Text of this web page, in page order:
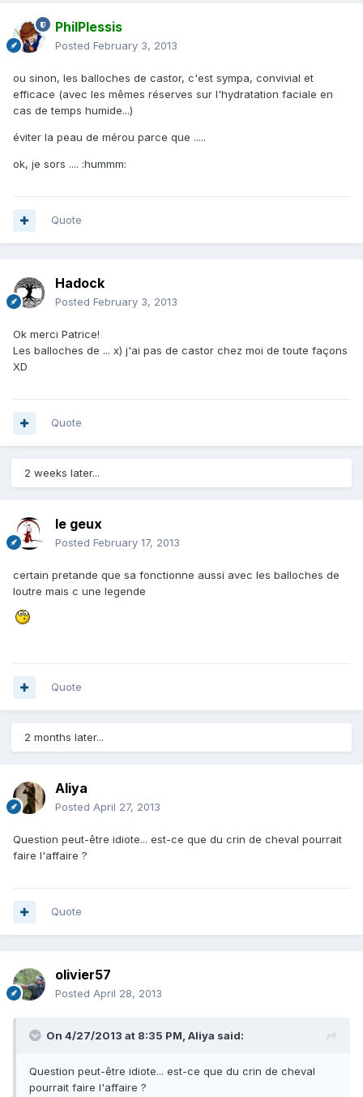
PhilPlessis
Posted February 3, 2013
ou sinon, les balloches de castor, c'est sympa, convivial et
efficace (avec les mêmes réserves sur l'hydratation faciale en
cas de temps humide...)
éviter la peau de mérou parce que .....
ok, je sors .... :hummm:
Quote
Hadock
Posted February 3, 2013
Ok merci Patrice!
Les balloches de ... x) j'ai pas de castor chez moi de toute façons
XD
Quote
2 weeks later...
le geux
Posted February 17, 2013
certain pretande que sa fonctionne aussi avec les balloches de
loutre mais c une legende
Quote
2 months later...
Aliya
Posted April 27, 2013
Question peut-être idiote... est-ce que du crin de cheval pourrait
faire l'affaire ?
Quote
olivier57
Posted April 28, 2013
On 4/27/2013 at 8:35 PM, Aliya said:
Question peut-être idiote... est-ce que du crin de cheval
pourrait faire l'affaire ?